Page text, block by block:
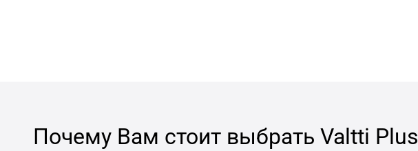
Почему Вам стоит выбрать Valtti Plus